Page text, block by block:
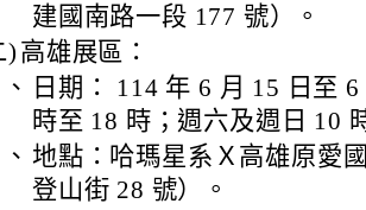
建國南路一段 177 號）。
) 高雄展區：
日期： 114 年 6 月 15 日至
時至 18 時；週六及週日 10
地點：哈瑪星系Ｘ高雄原愛
登山街 28 號）。